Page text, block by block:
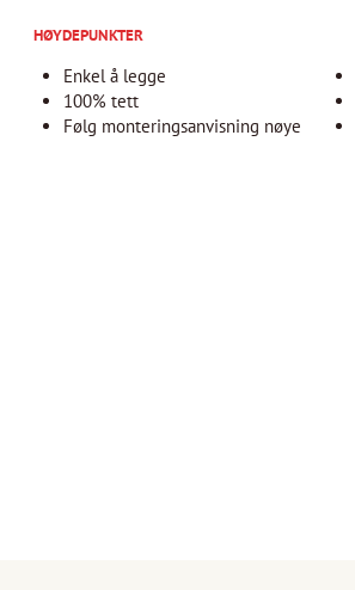
HØYDEPUNKTER
Enkel å legge
100% tett
Følg monteringsanvisning nøye